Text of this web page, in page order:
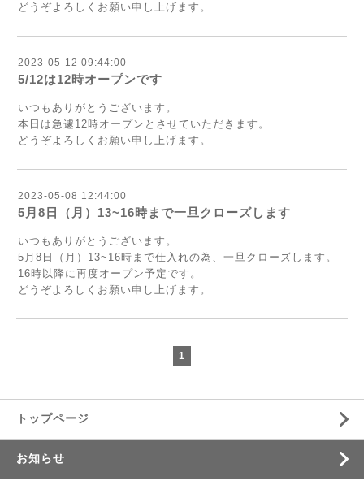
どうぞよろしくお願い申し上げます。
2023-05-12 09:44:00
5/12は12時オープンです
いつもありがとうございます。
本日は急遽12時オープンとさせていただきます。
どうぞよろしくお願い申し上げます。
2023-05-08 12:44:00
5月8日（月）13~16時まで一旦クローズします
いつもありがとうございます。
5月8日（月）13~16時まで仕入れの為、一旦クローズします。
16時以降に再度オープン予定です。
どうぞよろしくお願い申し上げます。
1
トップページ
お知らせ